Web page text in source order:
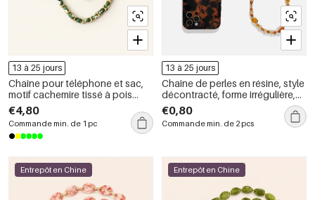
13 à 25 jours
Chaîne pour téléphone et sac,
motif cachemire tissé à pois
fleuris, collection Simple Series
Casual. Chaîne en polyester
pour téléphone et sac.
€4,80
Commande min. de 1 pc
13 à 25 jours
Chaîne de perles en résine, style
décontracté, forme irrégulière,
pour téléphone et sac
€0,80
Commande min. de 2 pcs
Entrepôt en Chine Entrepôt en Chine